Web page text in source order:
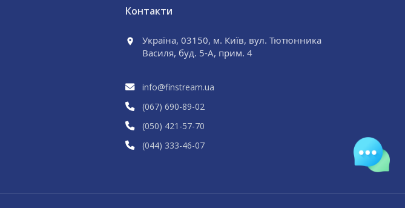
Контакти
Україна, 03150, м. Київ, вул. Тютюнника
Василя, буд. 5-А, прим. 4
info@finstream.ua
(067) 690-89-02
(050) 421 -57-70
(044) 333-46-07